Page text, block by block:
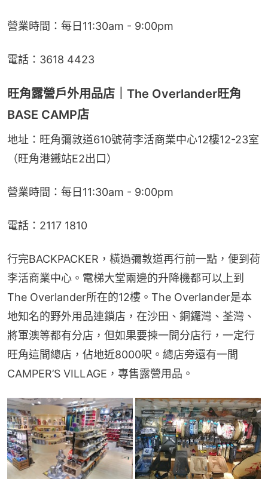
營業時間：每日11:30am - 9:00pm
電話：3618 4423
旺角露營戶外用品店｜The Overlander旺角
BASE CAMP店
地址：旺角彌敦道610號荷李活商業中心12樓12-23室
（旺角港鐵站E2出口）
營業時間：每日11:30am - 9:00pm
電話：2117 1810
行完BACKPACKER，橫過彌敦道再行前一點，便到荷
李活商業中心。電梯大堂兩邊的升降機都可以上到
The Overlander所在的12樓。The Overlander是本
地知名的野外用品連鎖店，在沙田、銅鑼灣、荃灣、
將軍澳等都有分店，但如果要揀一間分店行，一定行
旺角這間總店，佔地近8000呎。總店旁還有一間
CAMPER’S VILLAGE，專售露營用品。